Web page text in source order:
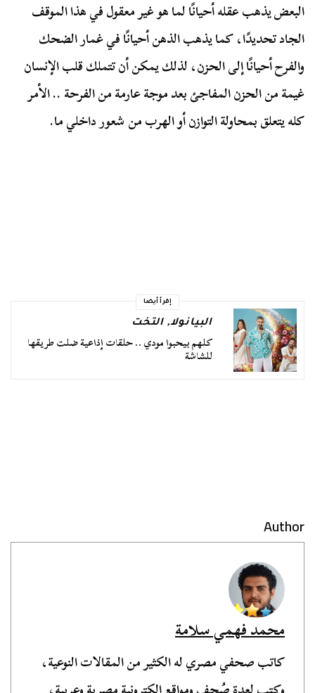
البعض يذهب عقله أحيانًا لما هو غير معقول في هذا الموقف
الجاد تحديدًا، كما يذهب الذهن أحيانًا في غمار الضحك
والفرح أحيانًا إلى الحزن، لذلك يمكن أن تتملك قلب الإنسان
غيمة من الحزن المفاجئ بعد موجة عارمة من الفرحة .. الأمر
كله يتعلق بمحاولة التوازن أو الهرب من شعور داخلي ما.
إقرأ أيضا
البيانولا,التخت
كلهم بيحبوا مودي .. حلقات إذاعية ضلت طريقها
للشاشة
Author
محمد فهمي سلامة
كاتب صحفي مصري له الكثير من المقالات النوعية،